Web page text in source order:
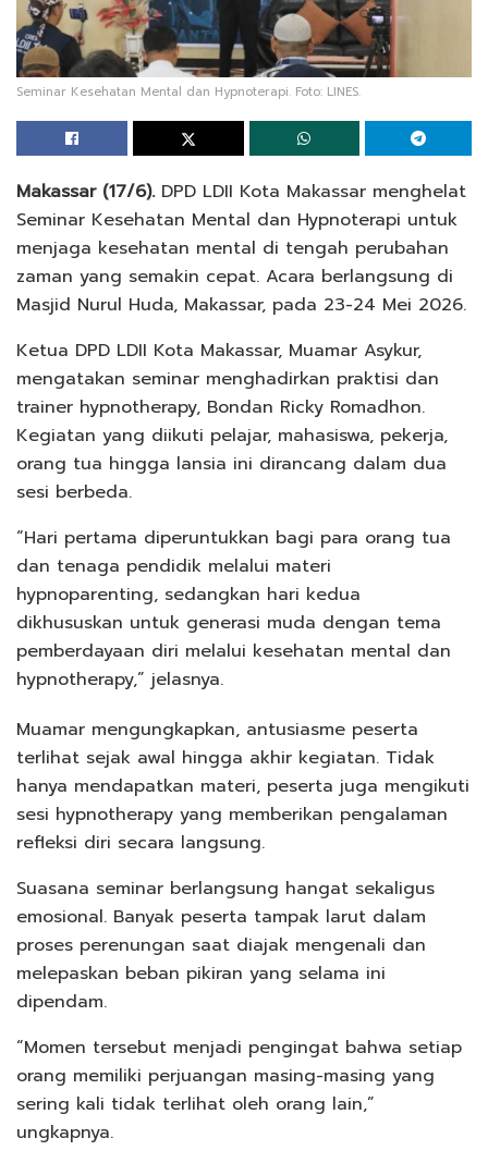
Seminar Kesehatan Mental dan Hypnoterapi. Foto: LINES.
Makassar (17/6).DPD LDII Kota Makassar menghelat
Seminar Kesehatan Mental dan Hypnoterapi untuk
menjaga kesehatan mental di tengah perubahan
zaman yang semakin cepat. Acara berlangsung di
Masjid Nurul Huda, Makassar, pada 23-24 Mei 2026.
Ketua DPD LDII Kota Makassar, Muamar Asykur,
mengatakan seminar menghadirkan praktisi dan
trainer hypnotherapy, Bondan Ricky Romadhon.
Kegiatan yang diikuti pelajar, mahasiswa, pekerja,
orang tua hingga lansia ini dirancang dalam dua
sesi berbeda.
“Hari pertama diperuntukkan bagi para orang tua
dan tenaga pendidik melalui materi
hypnoparenting, sedangkan hari kedua
dikhususkan untuk generasi muda dengan tema
pemberdayaan diri melalui kesehatan mental dan
hypnotherapy,” jelasnya.
Muamar mengungkapkan, antusiasme peserta
terlihat sejak awal hingga akhir kegiatan. Tidak
hanya mendapatkan materi, peserta juga mengikuti
sesi hypnotherapy yang memberikan pengalaman
refleksi diri secara langsung.
Suasana seminar berlangsung hangat sekaligus
emosional. Banyak peserta tampak larut dalam
proses perenungan saat diajak mengenali dan
melepaskan beban pikiran yang selama ini
dipendam.
“Momen tersebut menjadi pengingat bahwa setiap
orang memiliki perjuangan masing-masing yang
sering kali tidak terlihat oleh orang lain,”
ungkapnya.